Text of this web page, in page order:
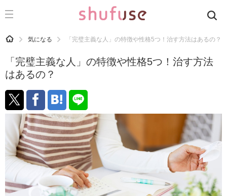
CATEGORY 記事カテゴリ
運気
洗濯
生活の知恵
お金
掃除
マナー
趣味
HOME 気になる 「完璧主義な人」の特徴や性格5つ！治す方法はあるの？
「完璧主義な人」の特徴や性格5つ！治す方法
はあるの？